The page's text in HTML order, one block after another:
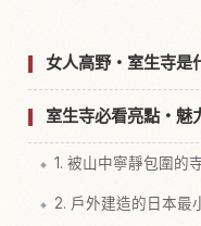
女人高野・室生寺是
室生寺必看亮點・魅
1. 被山中寧靜包圍的
2. 戶外建造的日本最